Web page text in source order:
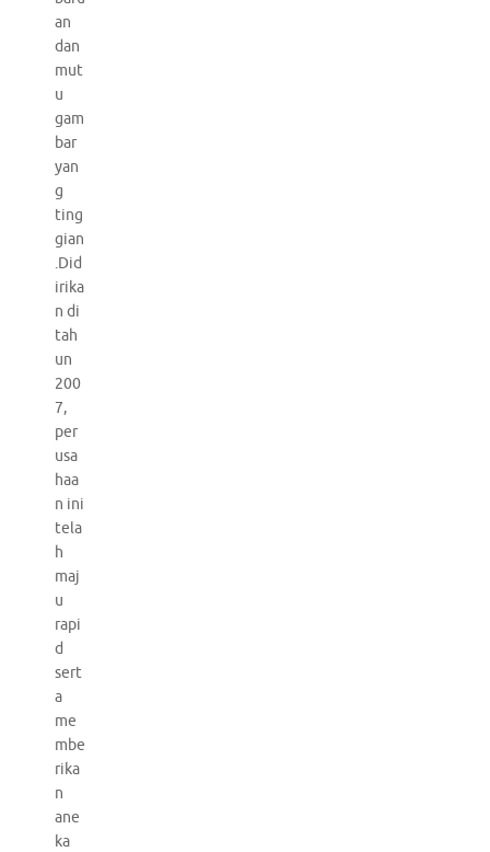
an
dan
mut
u
gam
bar
yan
g
ting
gian
.Did
irika
n di
tah
un
200
7,
per
usa
haa
n ini
tela
h
maj
u
rapi
d
sert
a
me
mbe
rika
n
ane
ka